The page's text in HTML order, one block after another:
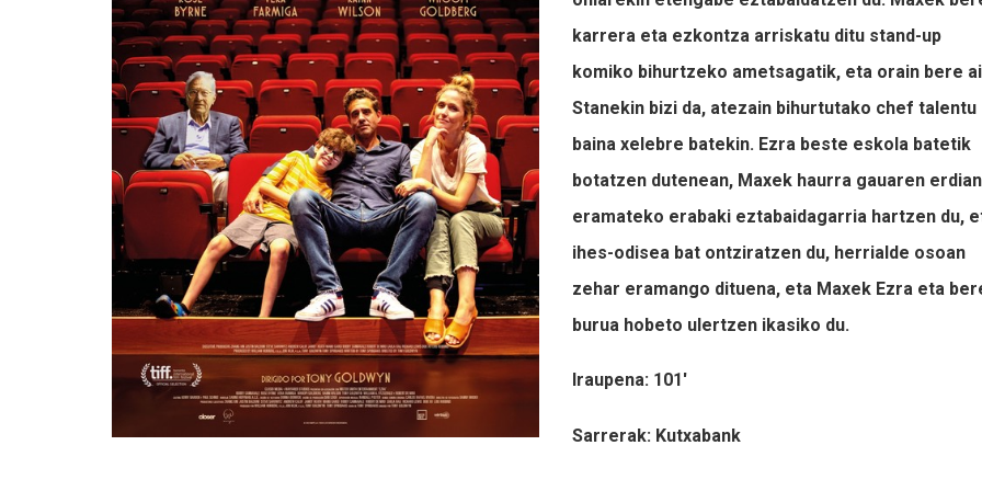
karrera eta ezkontza arriskatu ditu stand-up
komiko bihurtzeko ametsagatik, eta orain bere
Stanekin bizi da, atezain bihurtutako chef talentu
baina xelebre batekin. Ezra beste eskola batetik
botatzen dutenean, Maxek haurra gauaren erdian
eramateko erabaki eztabaidagarria hartzen du,
ihes-odisea bat ontziratzen du, herrialde osoan
zehar eramango dituena, eta Maxek Ezra eta
burua hobeto ulertzen ikasiko du.
Iraupena: 101'
Sarrerak: Kutxabank